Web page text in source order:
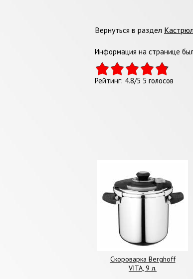
Вернуться в раздел
Информация на странице
Рейтинг: 4.8/5 5 голосов
Скороварка Berghoff
VITA, 9 л.